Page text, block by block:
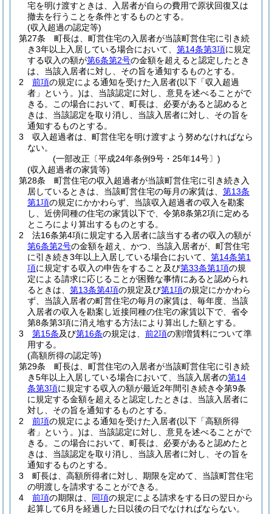
宅を明け渡すときは、入居者が自らの費用で原状回復又は
撤去を行うことを条件とするものとする。
(収入超過の認定等)
第27条
町長は、町営住宅の入居者が当該町営住宅に引き続
き3年以上入居している場合において、 第14条第3項に規定
する収入の額が第6条第2号の金額を超えると認定したとき
は、当該入居者に対し、その旨を通知するものとする。
2
前項の規定による通知を受けた入居者(以下「収入超過
者」という。)は、当該認定に対し、意見を述べることがで
きる。
この場合において、町長は、必要があると認めると
きは、当該認定を取り消し、当該入居者に対し、その旨を
通知するものとする。
3
収入超過者は、町営住宅を明け渡すよう努めなければなら
ない。
(一部改正〔平成24年条例9号・25年14号〕)
(収入超過者の家賃等)
第28条
町営住宅の収入超過者が当該町営住宅に引き続き入
居しているときは、当該町営住宅の毎月の家賃は、 第13条
第1項の規定にかかわらず、当該収入超過者の収入を勘案
し、近傍同種の住宅の家賃以下で、令第8条第2項に定める
ところにより算出するものとする。
2
法16条第4項に規定する入居者に該当する者の収入の額が
第6条第2号の金額を超え、かつ、当該入居者が、町営住宅
に引き続き3年以上入居している場合において、 第14条第1
項に規定する収入の申告をすること及び第33条第1項の規
定による請求に応じることが困難な事情にあると認められ
るときは、 第13条第4項の規定及び第1項の規定にかかわら
ず、当該入居者の町営住宅の毎月の家賃は、毎年度、当該
入居者の収入を勘案し近接同種の住宅の家賃以下で、省令
第8条第3項に消え地する方法により算出した額とする。
3
第15条及び第16条の規定は、 前2項の割増賃料について準
用する。
(高額所得の認定等)
第29条
町長は、町営住宅の入居者が当該町営住宅に引き続
き5年以上入居している場合において、当該入居者の第14
条第3項に規定する収入の額が最近2年間引き続き令第9条
に規定する金額を超えると認定したときは、当該入居者に
対し、その旨を通知するものとする。
2
前項の規定による通知を受けた入居者(以下「高額所得
者」という。)は、当該認定に対し、意見を述べることがで
きる。
この場合において、町長は、必要があると認めたと
きは、当該認定を取り消し、当該入居者に対し、その旨を
通知するものとする。
3
町長は、高額所得者に対し、期限を定めて、当該町営住宅
の明渡しを請求することができる。
4
前項の期限は、 同項の規定による請求をする日の翌日から
起算して6月を経過した日以後の日でなければならない。